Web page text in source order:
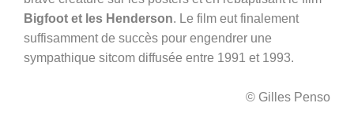
Bigfoot et les Henderson. Le film eut finalement
suffisamment de succès pour engendrer une
sympathique sitcom diffusée entre 1991 et 1993.
© Gilles Penso